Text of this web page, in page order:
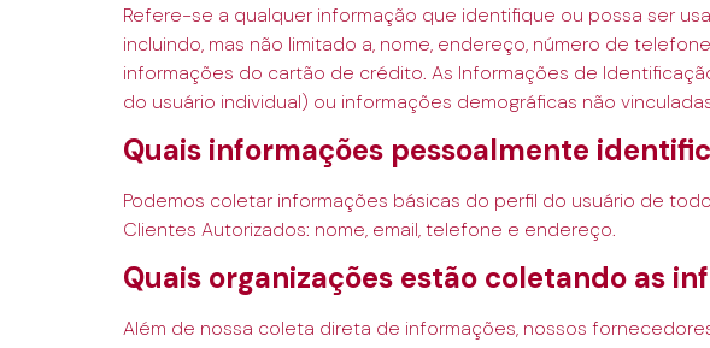
Refere-se a qualquer informação que identifique ou possa ser
incluindo, mas não limitado a, nome, endereço, número de
informações do cartão de crédito. As Informações de
do usuário individual) ou informações demográficas não
Quais informações pessoalmente
Podemos coletar informações básicas do perfil do usuário de
Clientes Autorizados: nome, email, telefone e endereço.
Quais organizações estão coletando as
Além de nossa coleta direta de informações, nossos